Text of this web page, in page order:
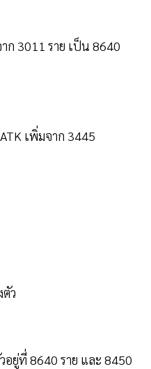
ก 3011 ราย เป็น 8640
เพิ่มจาก 3445
ว
อยู่ที่ 8640 ราย และ 8450